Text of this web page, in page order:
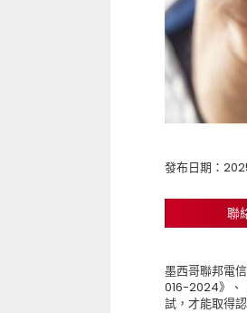
發布日期：
聯
墨西哥聯邦電
016-2024》、
試，才能取得